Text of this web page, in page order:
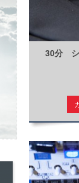
30分 シ